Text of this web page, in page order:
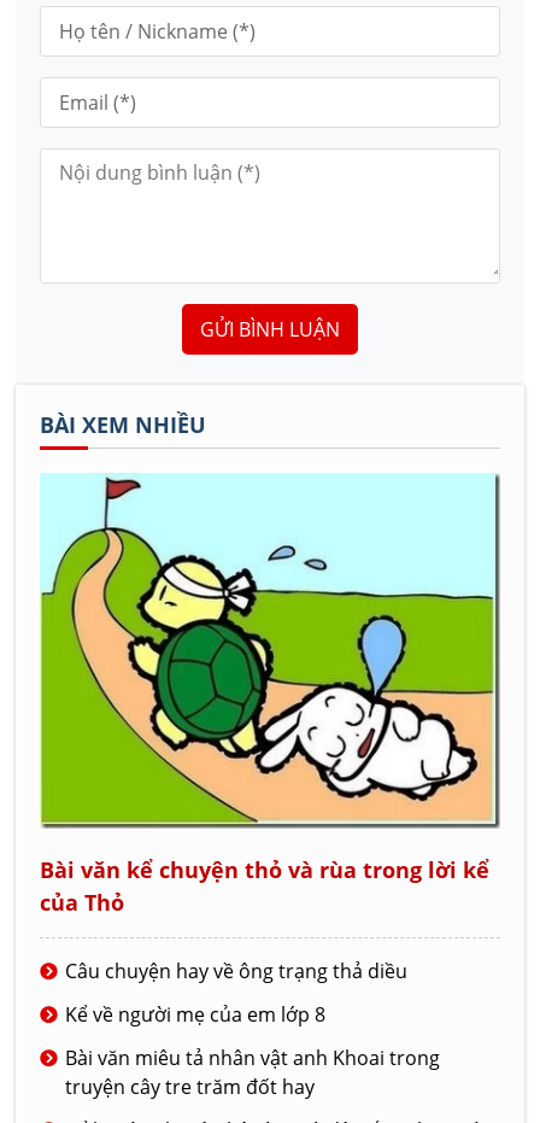
GỬI BÌNH LUẬN
BÀI XEM NHIỀU
Bài văn kể chuyện thỏ và rùa trong lời kể
của Thỏ
Câu chuyện hay về ông trạng thả diều
Kể về người mẹ của em lớp 8
Bài văn miêu tả nhân vật anh Khoai trong
truyện cây tre trăm đốt hay